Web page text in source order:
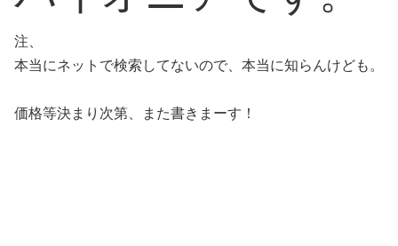
注、
本当にネットで検索してないので、本当に知らんけども。
価格等決まり次第、また書きまーす！